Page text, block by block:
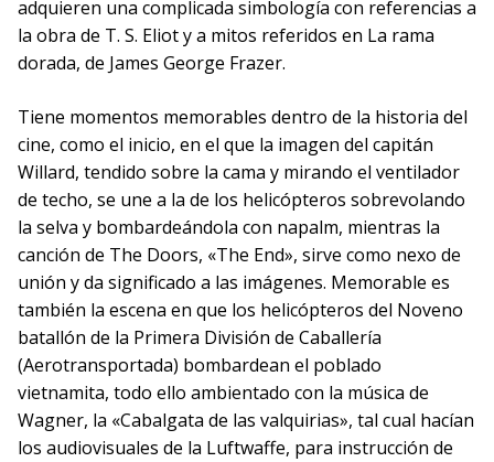
adquieren una complicada simbología con referencias a
la obra de T. S. Eliot y a mitos referidos en La rama
dorada, de James George Frazer.
Tiene momentos memorables dentro de la historia del
cine, como el inicio, en el que la imagen del capitán
Willard, tendido sobre la cama y mirando el ventilador
de techo, se une a la de los helicópteros sobrevolando
la selva y bombardeándola con napalm, mientras la
canción de The Doors, «The End», sirve como nexo de
unión y da significado a las imágenes. Memorable es
también la escena en que los helicópteros del Noveno
batallón de la Primera División de Caballería
(Aerotransportada) bombardean el poblado
vietnamita, todo ello ambientado con la música de
Wagner, la «Cabalgata de las valquirias», tal cual hacían
los audiovisuales de la Luftwaffe, para instrucción de